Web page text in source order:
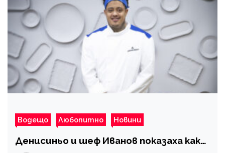
Водещо Любопитно Новини
Денисиньо и шеф Иванов показаха как…